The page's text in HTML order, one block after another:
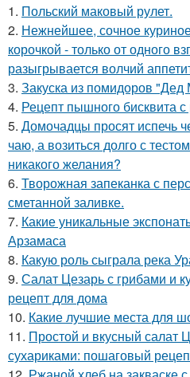
1. Польский маковый рулет.
2. Нежнейшее, сочное
корочкой - только от одного
разыгрывается волчий
3. Закуска из помидоров "Дед
4. Рецепт пышного бисквита
5. Домочадцы просят испечь
чаю, а возиться долго с
никакого желания?
6. Творожная запеканка с
сметанной заливке.
7. Какие уникальные
Арзамаса
8. Какую роль сыграла река
9. Салат Цезарь с грибами и
рецепт для дома
10. Какие лучшие места для
11. Простой и вкусный салат
сухариками: пошаговый